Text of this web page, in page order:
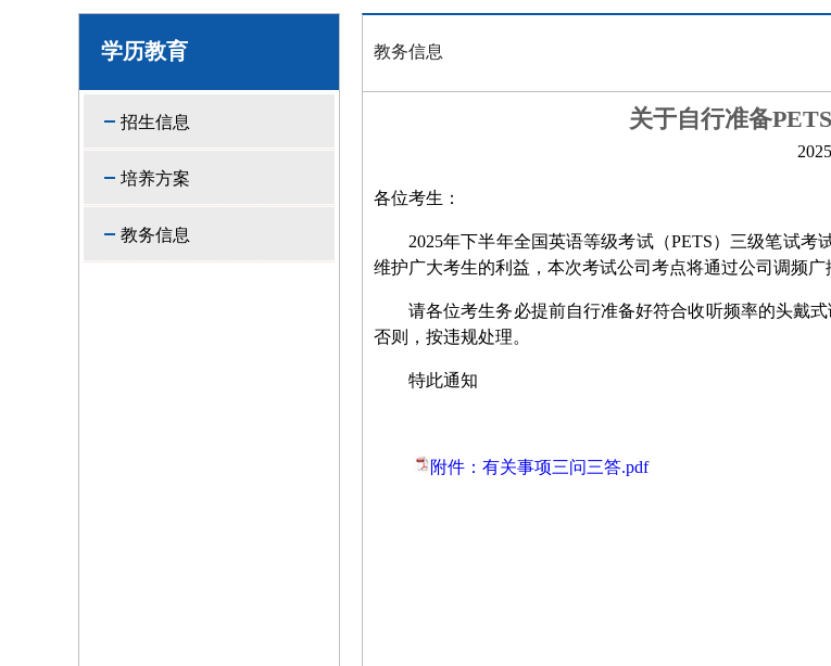
学历教育
招生信息
培养方案
教务信息
教务信息
关于自行准备
各位考生：
2025年下半年全国英语等级考试（PETS）三级笔试
维护广大考生的利益，本次考试公司考点将通过公司调频
请各位考生务必提前自行准备好符合收听频率的头戴
否则，按违规处理。
特此通知
附件：有关事项三问三答.pdf